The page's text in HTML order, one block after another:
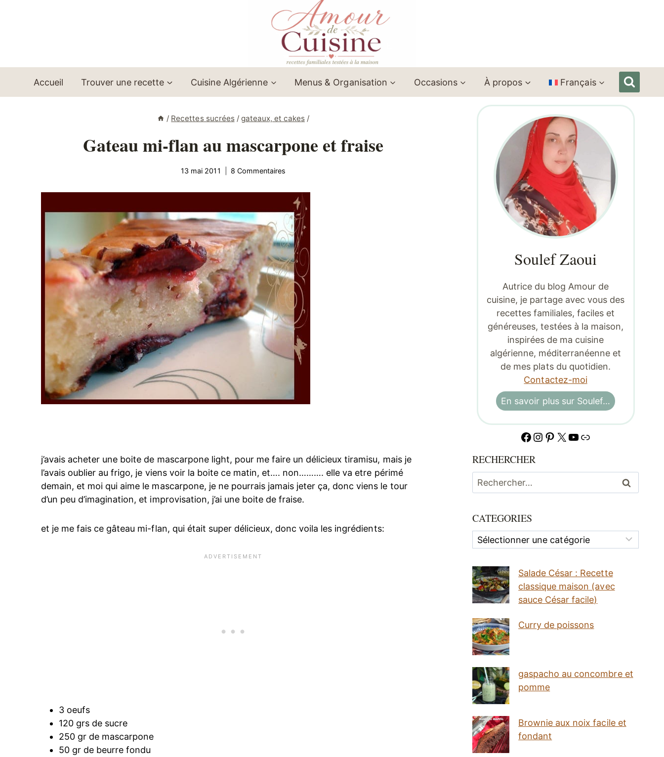
Accueil Trouver une recette Cuisine Algérienne Menus & Organisation Occasions À propos Français
/ Recettes sucrées / gateaux, et cakes /
Gateau mi-flan au mascarpone et fraise
13 mai 2011 8 Commentaires
j’avais acheter une boite de mascarpone light, pour me faire un délicieux tiramisu, mais je
l’avais oublier au frigo, je viens voir la boite ce matin, et…. non………. elle va etre périmé
demain, et moi qui aime le mascarpone, je ne pourrais jamais jeter ça, donc viens le tour
d’un peu d’imagination, et improvisation, j’ai une boite de fraise.
et je me fais ce gâteau mi-flan, qui était super délicieux, donc voila les ingrédients:
3 oeufs
120 grs de sucre
250 gr de mascarpone
50 gr de beurre fondu
Soulef Zaoui
Autrice du blog Amour de
cuisine, je partage avec vous des
recettes familiales, faciles et
généreuses, testées à la maison,
inspirées de ma cuisine
algérienne, méditerranéenne et
de mes plats du quotidien.
Contactez-moi
En savoir plus sur Soulef…
Facebook
Instagram
Pinterest
X YouTube
Lien
RECHERCHER
Rechercher :
CATEGORIES
Categories
Salade César : Recette
classique maison (avec
sauce César facile)
Curry de poissons
gaspacho au concombre et
pomme
Brownie aux noix facile et
fondant